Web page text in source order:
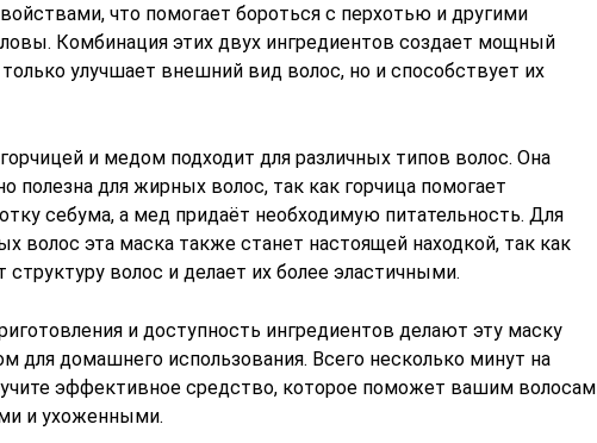
что помогает бороться с перхотью и другими
Комбинация этих двух ингредиентов создает мощный
улучшает внешний вид волос, но и способствует их
и медом подходит для различных типов волос. Она
полезна для жирных волос, так как горчица помогает
себума, а мед придаёт необходимую питательность. Для
волос эта маска также станет настоящей находкой, так как
структуру волос и делает их более эластичными.
и доступность ингредиентов делают эту маску
для домашнего использования. Всего несколько минут на
эффективное средство, которое поможет вашим волосам
и ухоженными.